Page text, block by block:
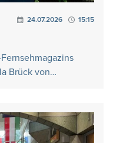
24.07.2026 15:15
Brück von…